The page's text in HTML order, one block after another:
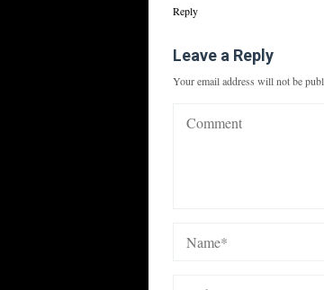
Reply
Leave a Reply
Your email address will not be